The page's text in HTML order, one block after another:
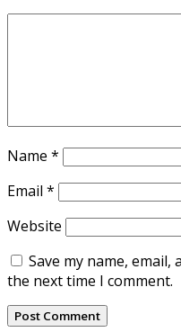
Name *
Email *
Website
Save my name,
the next time I comment.